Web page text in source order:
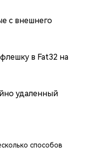
с внешнего
в Fat32 на
удаленный
способов